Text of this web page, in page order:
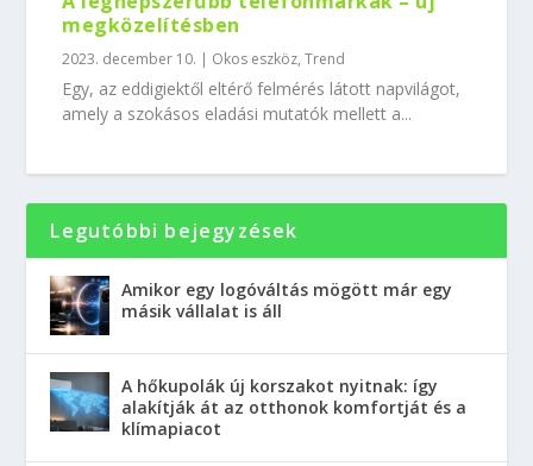
megközelítésben
2023. december 10. | Okos eszköz,Trend
Egy, az eddigiektől eltérő felmérés látott napvilágot,
amely a szokásos eladási mutatók mellett a...
Legutóbbi bejegyzések
Amikor egy logóváltás mögött már egy
másik vállalat is áll
A hőkupolák új korszakot nyitnak: így
alakítják át az otthonok komfortját és a
klímapiacot